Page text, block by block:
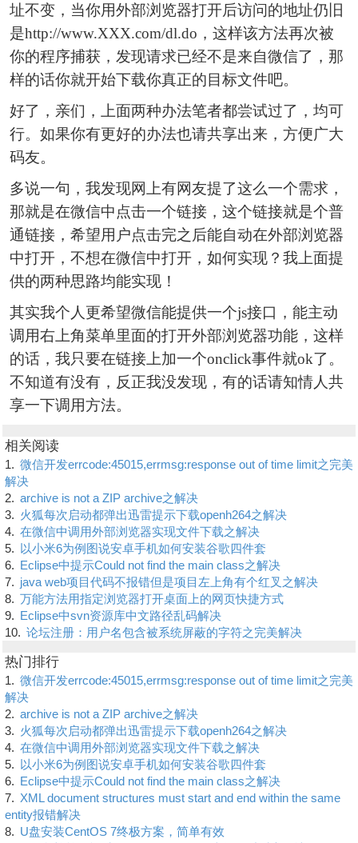
址不变，当你用外部浏览器打开后访问的地址仍旧
是http://www.XXX.com/dl.do，这样该方法再次被
你的程序捕获，发现请求已经不是来自微信了，那
样的话你就开始下载你真正的目标文件吧。
好了，亲们，上面两种办法笔者都尝试过了，均可
行。如果你有更好的办法也请共享出来，方便广大
码友。
多说一句，我发现网上有网友提了这么一个需求，
那就是在微信中点击一个链接，这个链接就是个普
通链接，希望用户点击完之后能自动在外部浏览器
中打开，不想在微信中打开，如何实现？我上面提
供的两种思路均能实现！
其实我个人更希望微信能提供一个js接口，能主动
调用右上角菜单里面的打开外部浏览器功能，这样
的话，我只要在链接上加一个onclick事件就ok了。
不知道有没有，反正我没发现，有的话请知情人共
享一下调用方法。
相关阅读
1. 微信开发errcode:45015,errmsg:response out of time limit之完美
解决
2. archive is not a ZIP archive之解决
3. 火狐每次启动都弹出迅雷提示下载openh264之解决
4. 在微信中调用外部浏览器实现文件下载之解决
5. 以小米6为例图说安卓手机如何安装谷歌四件套
6. Eclipse中提示Could not find the main class之解决
7. java web项目代码不报错但是项目左上角有个红叉之解决
8. 万能方法用指定浏览器打开桌面上的网页快捷方式
9. Eclipse中svn资源库中文路径乱码解决
10. 论坛注册：用户名包含被系统屏蔽的字符之完美解决
热门排行
1. 微信开发errcode:45015,errmsg:response out of time limit之完美
解决
2. archive is not a ZIP archive之解决
3. 火狐每次启动都弹出迅雷提示下载openh264之解决
4. 在微信中调用外部浏览器实现文件下载之解决
5. 以小米6为例图说安卓手机如何安装谷歌四件套
6. Eclipse中提示Could not find the main class之解决
7. XML document structures must start and end within the same
entity报错解决
8. U盘安装CentOS 7终极方案，简单有效